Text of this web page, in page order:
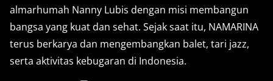
almarhumah Nanny Lubis dengan misi membangun
bangsa yang kuat dan sehat. Sejak saat itu, NAMARINA
terus berkarya dan mengembangkan balet, tari jazz,
serta aktivitas kebugaran di Indonesia.